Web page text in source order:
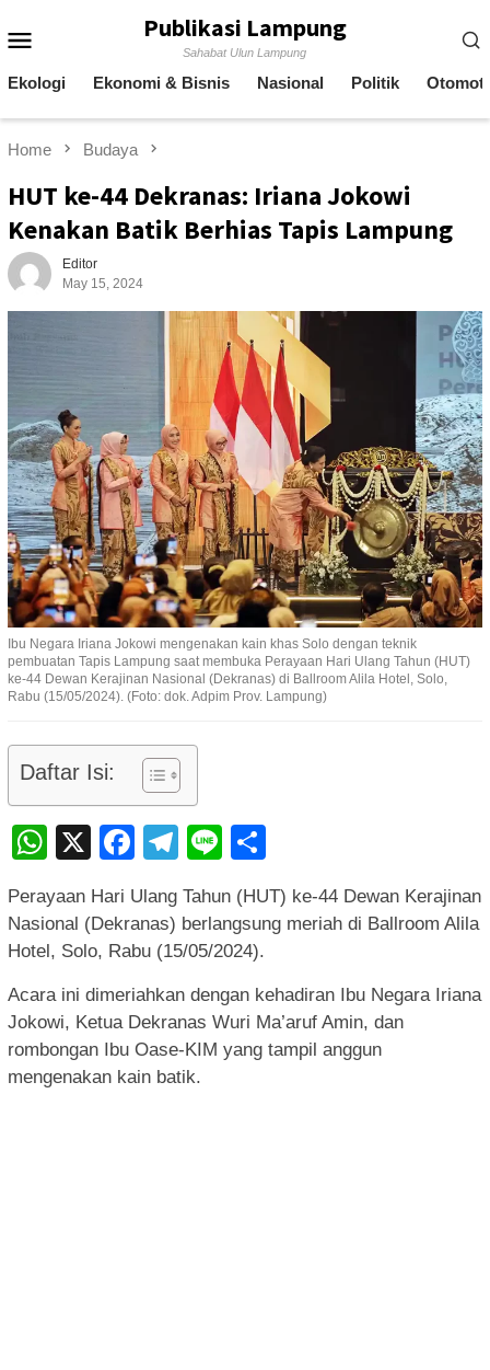
to
Publikasi Lampung
Sahabat Ulun Lampung
Ekologi Ekonomi & Bisnis Nasional Politik
Home Budaya
HUT ke-44 Dekranas: Iriana Jokowi
Kenakan Batik Berhias Tapis Lampung
Editor
May 15, 2024
Ibu Negara Iriana Jokowi mengenakan kain khas Solo dengan teknik
pembuatan Tapis Lampung saat membuka Perayaan Hari Ulang Tahun (HUT)
ke-44 Dewan Kerajinan Nasional (Dekranas) di Ballroom Alila Hotel, Solo,
Rabu (15/05/2024). (Foto: dok. Adpim Prov. Lampung)
Daftar Isi:
WhatsApp
X Facebook
Telegram
Line
Perayaan Hari Ulang Tahun (HUT) ke-44 Dewan Kerajinan
Nasional (Dekranas) berlangsung meriah di Ballroom Alila
Hotel, Solo, Rabu (15/05/2024).
Acara ini dimeriahkan dengan kehadiran Ibu Negara Iriana
Jokowi, Ketua Dekranas Wuri Ma’aruf Amin, dan
rombongan Ibu Oase-KIM yang tampil anggun
mengenakan kain batik.